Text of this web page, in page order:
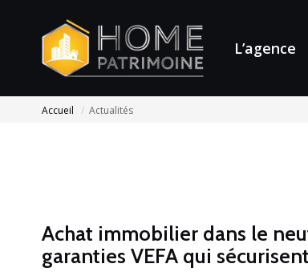
L’agence
Accueil Actualités
Achat immobilier dans le
garanties VEFA qui